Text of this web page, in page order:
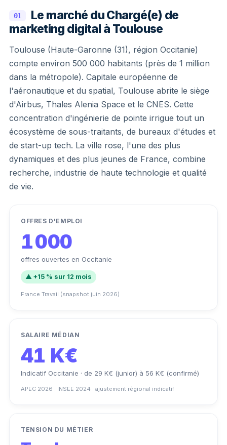
01
Le marché du Chargé(e) de
marketing digital à Toulouse
Toulouse (Haute-Garonne (31), région Occitanie)
compte environ 500 000 habitants (près de 1 million
dans la métropole). Capitale européenne de
l'aéronautique et du spatial, Toulouse abrite le siège
d'Airbus, Thales Alenia Space et le CNES. Cette
concentration d'ingénierie de pointe irrigue tout un
écosystème de sous-traitants, de bureaux d'études et
de start-up tech. La ville rose, l'une des plus
dynamiques et des plus jeunes de France, combine
recherche, industrie de haute technologie et qualité
de vie.
OFFRES D'EMPLOI
1 000
offres ouvertes en Occitanie
▲ +15 % sur 12 mois
France Travail (snapshot juin 2026)
SALAIRE MÉDIAN
41 K€
Indicatif Occitanie · de 29 K€ (junior) à 56 K€ (confirmé)
APEC 2026 · INSEE 2024 · ajustement régional indicatif
TENSION DU MÉTIER